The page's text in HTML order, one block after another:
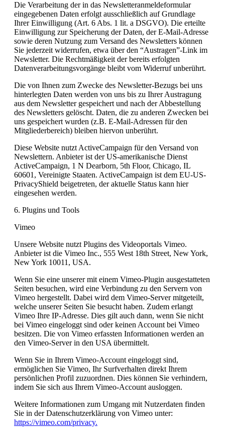
Die Verarbeitung der in das Newsletteranmeldeformular
eingegebenen Daten erfolgt ausschließlich auf Grundlage
Ihrer Einwilligung (Art. 6 Abs. 1 lit. a DSGVO). Die erteilte
Einwilligung zur Speicherung der Daten, der E-Mail-Adresse
sowie deren Nutzung zum Versand des Newsletters können
Sie jederzeit widerrufen, etwa über den “Austragen”-Link im
Newsletter. Die Rechtmäßigkeit der bereits erfolgten
Datenverarbeitungsvorgänge bleibt vom Widerruf unberührt.
Die von Ihnen zum Zwecke des Newsletter-Bezugs bei uns
hinterlegten Daten werden von uns bis zu Ihrer Austragung
aus dem Newsletter gespeichert und nach der Abbestellung
des Newsletters gelöscht. Daten, die zu anderen Zwecken bei
uns gespeichert wurden (z.B. E-Mail-Adressen für den
Mitgliederbereich) bleiben hiervon unberührt.
Diese Website nutzt ActiveCampaign für den Versand von
Newslettern. Anbieter ist der US-amerikanische Dienst
ActiveCampaign, 1 N Dearborn, 5th Floor, Chicago, IL
60601, Vereinigte Staaten. ActiveCampaign ist dem EU-US-
PrivacyShield beigetreten, der aktuelle Status kann hier
eingesehen werden.
6. Plugins und Tools
Vimeo
Unsere Website nutzt Plugins des Videoportals Vimeo.
Anbieter ist die Vimeo Inc., 555 West 18th Street, New York,
New York 10011, USA.
Wenn Sie eine unserer mit einem Vimeo-Plugin ausgestatteten
Seiten besuchen, wird eine Verbindung zu den Servern von
Vimeo hergestellt. Dabei wird dem Vimeo-Server mitgeteilt,
welche unserer Seiten Sie besucht haben. Zudem erlangt
Vimeo Ihre IP-Adresse. Dies gilt auch dann, wenn Sie nicht
bei Vimeo eingeloggt sind oder keinen Account bei Vimeo
besitzen. Die von Vimeo erfassten Informationen werden an
den Vimeo-Server in den USA übermittelt.
Wenn Sie in Ihrem Vimeo-Account eingeloggt sind,
ermöglichen Sie Vimeo, Ihr Surfverhalten direkt Ihrem
persönlichen Profil zuzuordnen. Dies können Sie verhindern,
indem Sie sich aus Ihrem Vimeo-Account ausloggen.
Weitere Informationen zum Umgang mit Nutzerdaten finden
Sie in der Datenschutzerklärung von Vimeo unter:
https://vimeo.com/privacy.